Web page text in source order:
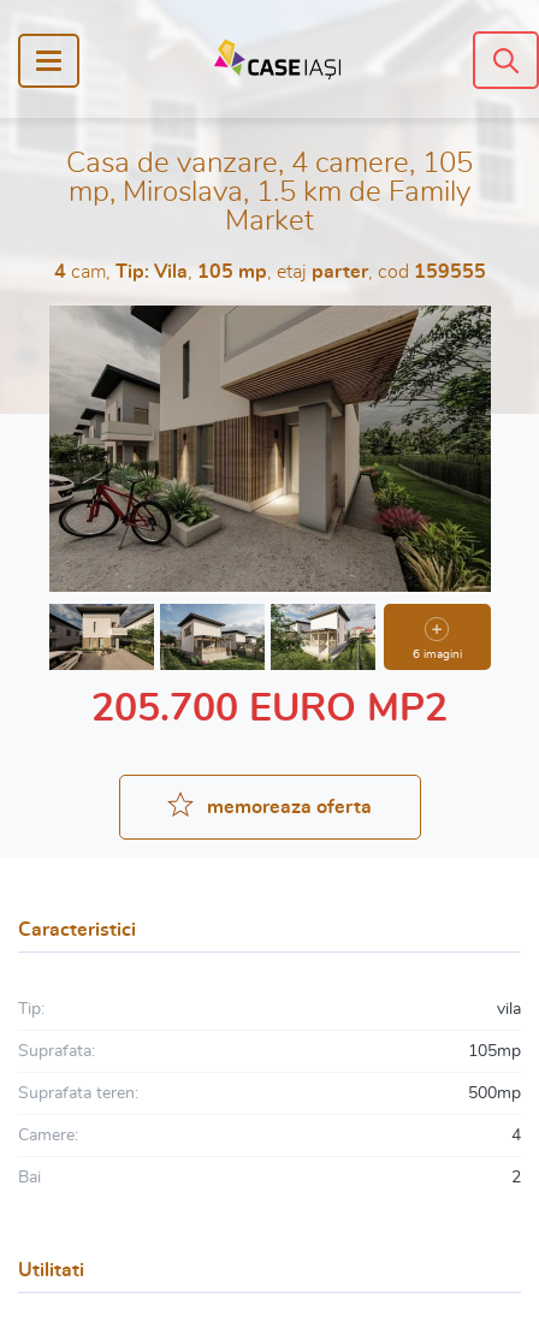
Casa de vanzare, 4 camere, 105
mp, Miroslava, 1.5 km de Family
Market
4cam, Tip: Vila 105 mp , etaj parter, cod 159555
6 imagini
205.700 EURO MP2
memoreaza oferta
Caracteristici
Tip: vila
Suprafata: 105mp
Suprafata teren: 500mp
Camere: 4
Bai 2
Utilitati